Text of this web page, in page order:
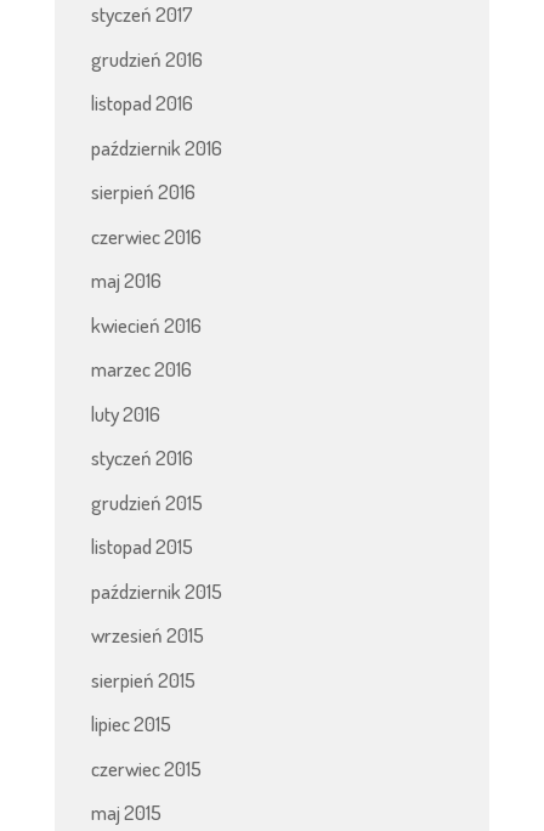
styczeń 2017
grudzień 2016
listopad 2016
październik 2016
sierpień 2016
czerwiec 2016
maj 2016
kwiecień 2016
marzec 2016
luty 2016
styczeń 2016
grudzień 2015
listopad 2015
październik 2015
wrzesień 2015
sierpień 2015
lipiec 2015
czerwiec 2015
maj 2015